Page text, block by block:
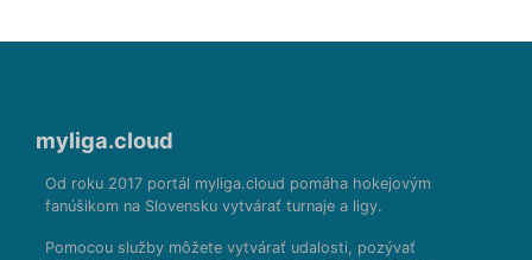
myliga.cloud
Od roku 2017 portál myliga.cloud pomáha hokejovým
fanúšikom na Slovensku vytvárať turnaje a ligy.
Pomocou služby môžete vytvárať udalosti, pozývať